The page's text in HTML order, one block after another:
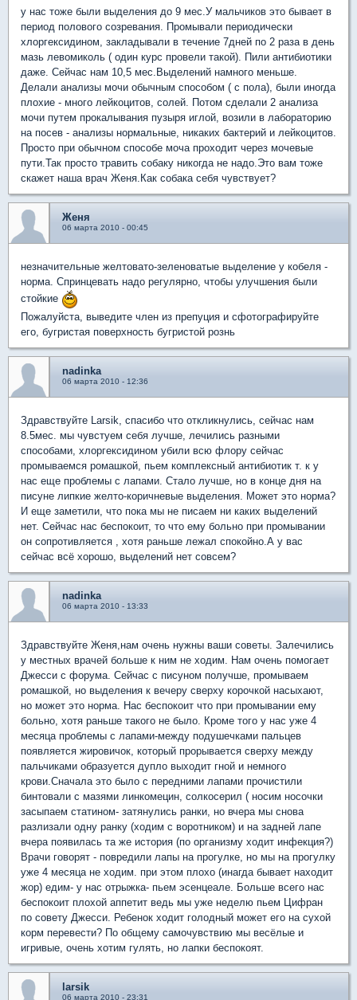
у нас тоже были выделения до 9 мес.У мальчиков это бывает в
период полового созревания. Промывали периодически
хлоргексидином, закладывали в течение 7дней по 2 раза в день
мазь левомиколь ( один курс провели такой). Пили антибиотики
даже. Сейчас нам 10,5 мес.Выделений намного меньше.
Делали анализы мочи обычным способом ( с пола), были иногда
плохие - много лейкоцитов, солей. Потом сделали 2 анализа
мочи путем прокалывания пузыря иглой, возили в лабораторию
на посев - анализы нормальные, никаких бактерий и лейкоцитов.
Просто при обычном способе моча проходит через мочевые
пути.Так просто травить собаку никогда не надо.Это вам тоже
скажет наша врач Женя.Как собака себя чувствует?
Женя
06 марта 2010 - 00:45
незначительные желтовато-зеленоватые выделение у кобеля -
норма. Спринцевать надо регулярно, чтобы улучшения были
стойкие
Пожалуйста, выведите член из препуция и сфотографируйте
его, бугристая поверхность бугристой рознь
nadinka
06 марта 2010 - 12:36
Здравствуйте Larsik, спасибо что откликнулись, сейчас нам
8.5мес. мы чувстуем себя лучше, лечились разными
способами, хлоргексидином убили всю флору сейчас
промываемся ромашкой, пьем комплексный антибиотик т. к у
нас еще проблемы с лапами. Стало лучше, но в конце дня на
писуне липкие желто-коричневые выделения. Может это норма?
И еще заметили, что пока мы не писаем ни каких выделений
нет. Сейчас нас беспокоит, то что ему больно при промывании
он сопротивляется , хотя раньше лежал спокойно.А у вас
сейчас всё хорошо, выделений нет совсем?
nadinka
06 марта 2010 - 13:33
Здравствуйте Женя,нам очень нужны ваши советы. Залечились
у местных врачей больше к ним не ходим. Нам очень помогает
Джесси с форума. Сейчас с писуном получше, промываем
ромашкой, но выделения к вечеру сверху корочкой насыхают,
но может это норма. Нас беспокоит что при промывании ему
больно, хотя раньше такого не было. Кроме того у нас уже 4
месяца проблемы с лапами-между подушечками пальцев
появляется жировичок, который прорывается сверху между
пальчиками образуется дупло выходит гной и немного
крови.Сначала это было с передними лапами прочистили
бинтовали с мазями линкомецин, солкосерил ( носим носочки
засыпаем статином- затянулись ранки, но вчера мы снова
разлизали одну ранку (ходим с воротником) и на задней лапе
вчера появилась та же история (по организму ходит инфекция?)
Врачи говорят - повредили лапы на прогулке, но мы на прогулку
уже 4 месяца не ходим. при этом плохо (инагда бывает находит
жор) едим- у нас отрыжка- пьем эсенцеале. Больше всего нас
беспокоит плохой аппетит ведь мы уже неделю пьем Цифран
по совету Джесси. Ребенок ходит голодный может его на сухой
корм перевести? По общему самочувствию мы весёлые и
игривые, очень хотим гулять, но лапки беспокоят.
larsik
06 марта 2010 - 23:31